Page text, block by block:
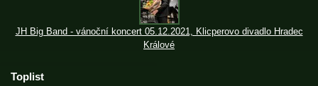
JH Big Band - vánoční koncert 05.12.2021, Klicperovo divadlo Hradec
Králové
Toplist